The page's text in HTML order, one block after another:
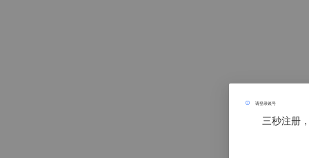
请登录账号
三秒注册